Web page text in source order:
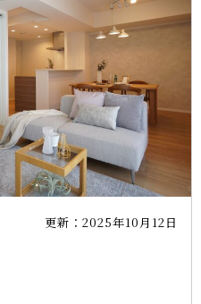
更新：2025年10月12日